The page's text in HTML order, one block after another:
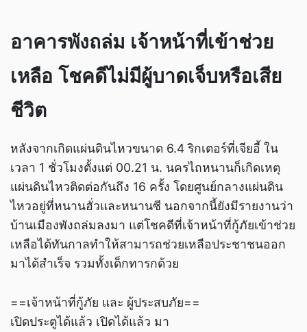
อาคารพังถล่ม เจ้าหน้าที่เข้าช่วย
เหลือ โชคดีไม่มีผู้บาดเจ็บหรือเสีย
ชีวิต
หลังจากเกิดแผ่นดินไหวขนาด 6.4 ริกเตอร์ที่เจียอี้ ใน
เวลา 1 ชั่วโมงตั้งแต่ 00.21 น. นครไถหนานก็เกิดเหตุ
แผ่นดินไหวติดต่อกันถึง 16 ครั้ง โดยศูนย์กลางแผ่นดิน
ไหวอยู่ที่หนานฮั่วและหนานซี นอกจากนี้ยังมีรายงานว่า
บ้านเมืองพังถล่มลงมา แต่โชคดีที่เจ้าหน้าที่กู้ภัยเข้าช่วย
เหลือได้ทันกาลทำให้สามารถช่วยเหลือประชาชนออก
มาได้สำเร็จ รวมทั้งเด็กทารกด้วย
==เจ้าหน้าที่กู้ภัย และ ผู้ประสบภัย==
เปิดประตูได้แล้ว เปิดได้แล้ว มา